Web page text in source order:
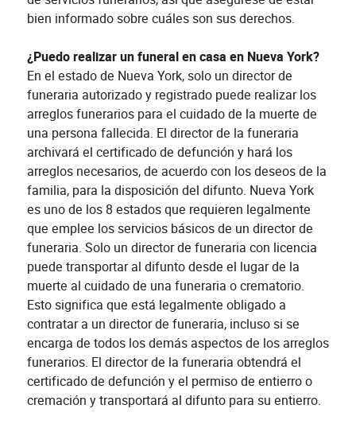
bien informado sobre cuáles son sus derechos.
¿Puedo realizar un funeral en casa en Nueva York?
En el estado de Nueva York, solo un director de
funeraria autorizado y registrado puede realizar los
arreglos funerarios para el cuidado de la muerte de
una persona fallecida. El director de la funeraria
archivará el certificado de defunción y hará los
arreglos necesarios, de acuerdo con los deseos de la
familia, para la disposición del difunto. Nueva York
es uno de los 8 estados que requieren legalmente
que emplee los servicios básicos de un director de
funeraria. Solo un director de funeraria con licencia
puede transportar al difunto desde el lugar de la
muerte al cuidado de una funeraria o crematorio.
Esto significa que está legalmente obligado a
contratar a un director de funeraria, incluso si se
encarga de todos los demás aspectos de los arreglos
funerarios. El director de la funeraria obtendrá el
certificado de defunción y el permiso de entierro o
cremación y transportará al difunto para su entierro.